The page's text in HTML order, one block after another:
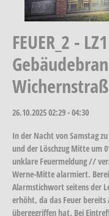
FEUER_2 -
26.10.202502:29 - 04:30
In der Nacht von Samstag
und der Löschzug Mitte um
unklare Feuermeldung //
Werne-Mitte alarmiert.
Alarmstichwort seitens der
erhöht, da das Feuer
übergegriffen hat. Bei